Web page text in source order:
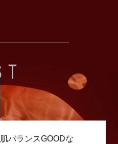
肌バランスGOODな